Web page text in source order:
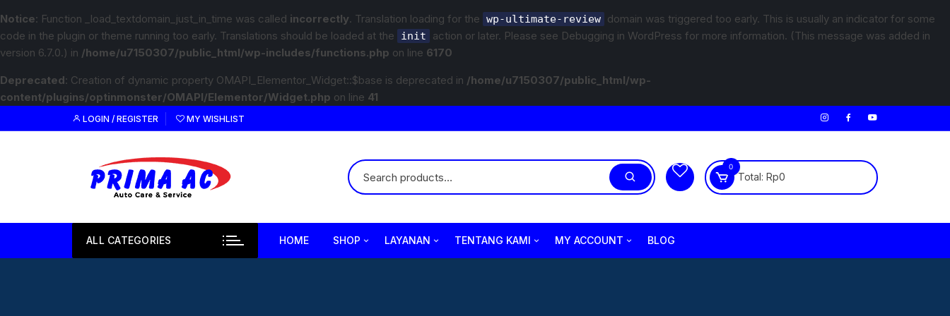
Notice: Function _load_textdomain_just_in_time was called incorrectly. Translation loading for the wp-ultimate-review domain was triggered too early. This is usually an indicator for some
code in the plugin or theme running too early. Translations should be loaded at the
init action or later. Please see Debugging in WordPress for more information. (This message was added in
version 6.7.0.) in /home/u7150307/public_html/wp-includes/functions.php on line 6170
Deprecated: Creation of dynamic property OMAPI_Elementor_Widget::$base is deprecated in /home/u7150307/public_html/wp-
content/plugins/optinmonster/OMAPI/Elementor/Widget.php on line 41
LOGIN / REGISTER MY WISHLIST
0
Total: Rp0
ALL CATEGORIES HOME SHOP LAYANAN TENTANG KAMI MY ACCOUNT BLOG